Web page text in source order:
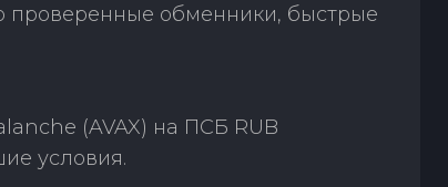
проверенные обменники, быстрые
(AVAX) на ПСБ RUB
условия.